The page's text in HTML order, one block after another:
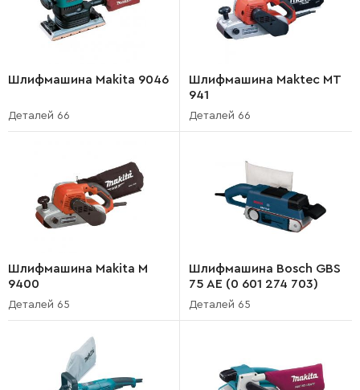
Шлифмашина Makita 9046
Деталей 66
Шлифмашина Maktec MT
941
Деталей 66
Шлифмашина Makita M
9400
Деталей 65
Шлифмашина Bosch GBS
75 AE (0 601 274 703)
Деталей 65